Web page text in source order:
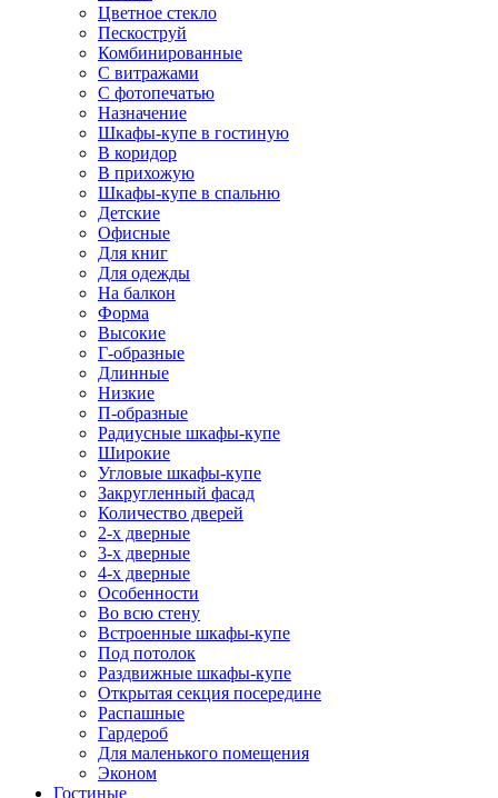
Цветное стекло
Пескоструй
Комбинированные
С витражами
С фотопечатью
Назначение
Шкафы-купе в гостиную
В коридор
В прихожую
Шкафы-купе в спальню
Детские
Офисные
Для книг
Для одежды
На балкон
Форма
Высокие
Г-образные
Длинные
Низкие
П-образные
Радиусные шкафы-купе
Широкие
Угловые шкафы-купе
Закругленный фасад
Количество дверей
2-х дверные
3-х дверные
4-х дверные
Особенности
Во всю стену
Встроенные шкафы-купе
Под потолок
Раздвижные шкафы-купе
Открытая секция посередине
Распашные
Гардероб
Для маленького помещения
Эконом
Гостиные